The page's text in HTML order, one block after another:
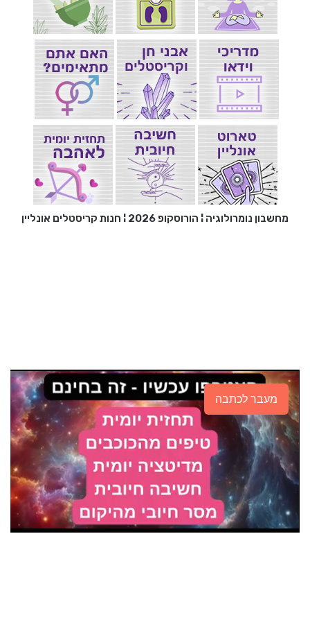
מחשבון נומרולוגיה ¦ הורוסקופ 2026 ¦ חנות קריסטלים אונליין
מעבר לכתבה